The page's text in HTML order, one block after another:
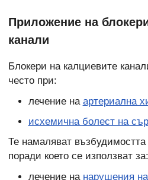
Приложение на
канали
Блокери на калциевите
често при:
лечение на артериална
исхемична болест на
Те намаляват
поради което се използват за:
лечение на нарушения